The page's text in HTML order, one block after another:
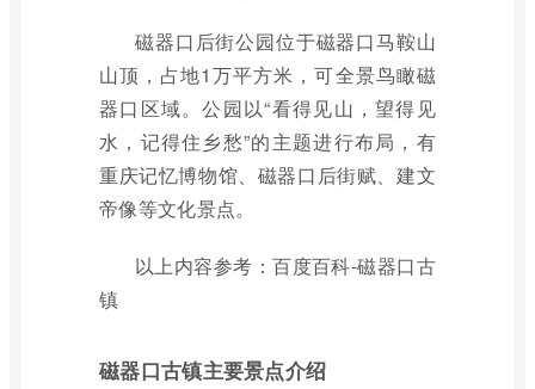
磁器口后街公园位于磁器口马鞍山
山顶，占地1万平方米，可全景鸟瞰磁
器口区域。公园以“看得见山，望得见
水，记得住乡愁”的主题进行布局，有
重庆记忆博物馆、磁器口后街赋、建文
帝像等文化景点。
以上内容参考：百度百科-磁器口古
镇
磁器口古镇主要景点介绍